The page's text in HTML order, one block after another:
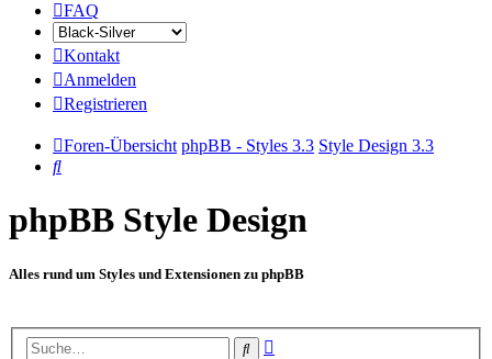
FAQ
Kontakt
Anmelden
Registrieren
Foren-Übersicht phpBB - Styles 3.3 Style Design 3.3
Suche
phpBB Style Design
Alles rund um Styles und Extensionen zu phpBB
Suche